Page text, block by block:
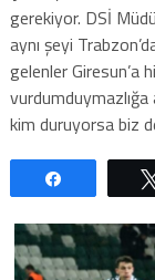
gerekiyor. DSİ
aynı şeyi
gelenler Giresun’a
kim duruyorsa biz